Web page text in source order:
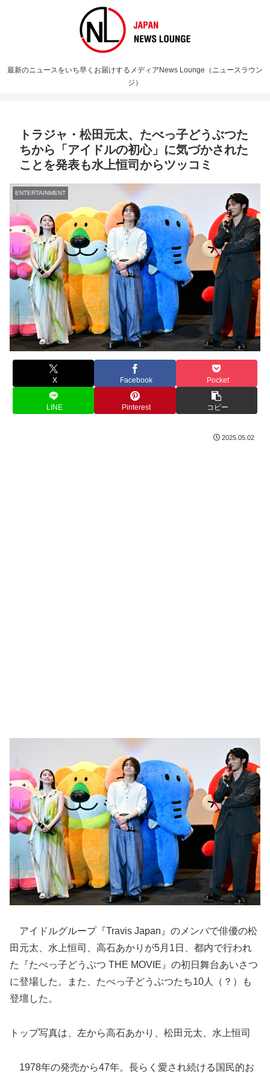
最新のニュースをいち早くお届けするメディアNews Lounge（ニュースラウン
ジ）
トラジャ・松田元太、たべっ子どうぶつた
ちから「アイドルの初心」に気づかされた
ことを発表も水上恒司からツッコミ
ENTERTAINMENT
X Facebook Pocket
LINE Pinterest コピー
2025.05.02
アイドルグループ『Travis Japan』のメンバで俳優の松
田元太、水上恒司、高石あかりが5月1日、都内で行われ
た『たべっ子どうぶつ THE MOVIE』の初日舞台あいさつ
に登場した。また、たべっ子どうぶつたち10人（？）も
登壇した。
トップ写真は、左から高石あかり、松田元太、水上恒司
1978年の発売から47年。長らく愛され続ける国民的お